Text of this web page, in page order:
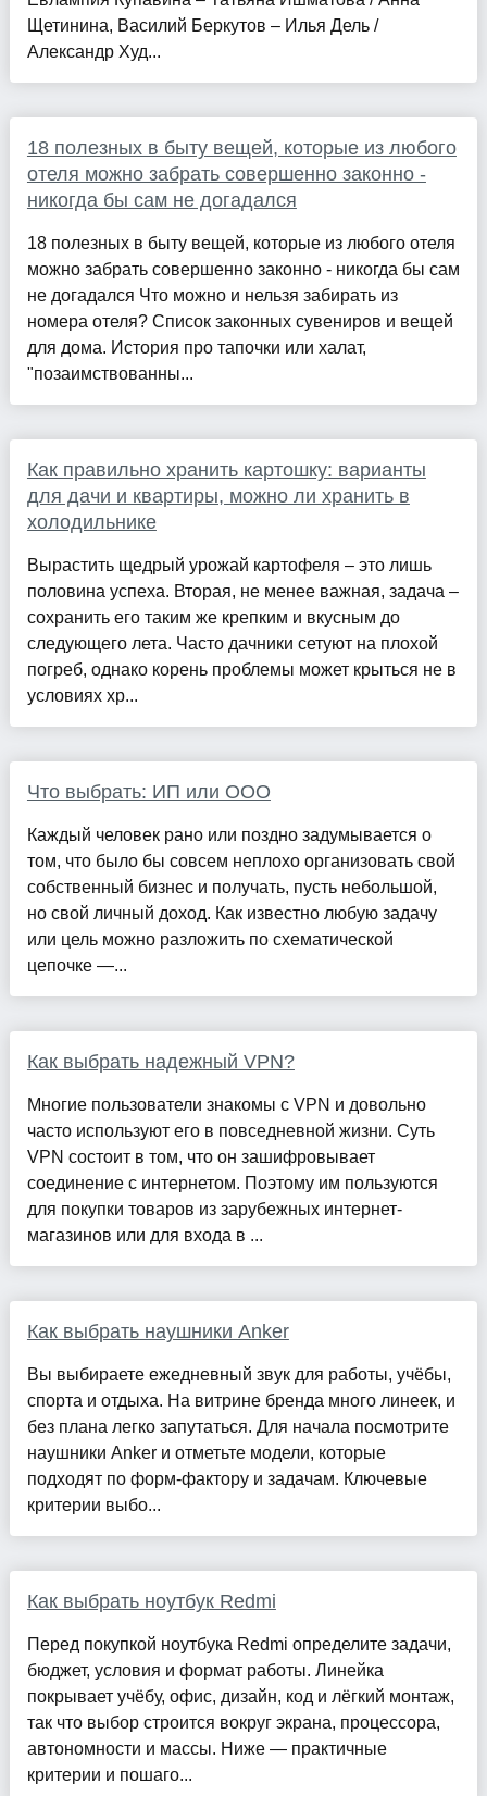
Щетинина, Василий Беркутов – Илья Дель /
Александр Худ...
18 полезных в быту вещей, которые из любого
отеля можно забрать совершенно законно -
никогда бы сам не догадался
18 полезных в быту вещей, которые из любого отеля
можно забрать совершенно законно - никогда бы сам
не догадался Что можно и нельзя забирать из
номера отеля? Список законных сувениров и вещей
для дома. История про тапочки или халат,
"позаимствованны...
Как правильно хранить картошку: варианты
для дачи и квартиры, можно ли хранить в
холодильнике
Вырастить щедрый урожай картофеля – это лишь
половина успеха. Вторая, не менее важная, задача –
сохранить его таким же крепким и вкусным до
следующего лета. Часто дачники сетуют на плохой
погреб, однако корень проблемы может крыться не в
условиях хр...
Что выбрать: ИП или ООО
Каждый человек рано или поздно задумывается о
том, что было бы совсем неплохо организовать свой
собственный бизнес и получать, пусть небольшой,
но свой личный доход. Как известно любую задачу
или цель можно разложить по схематической
цепочке —...
Как выбрать надежный VPN?
Многие пользователи знакомы с VPN и довольно
часто используют его в повседневной жизни. Суть
VPN состоит в том, что он зашифровывает
соединение с интернетом. Поэтому им пользуются
для покупки товаров из зарубежных интернет-
магазинов или для входа в ...
Как выбрать наушники Anker
Вы выбираете ежедневный звук для работы, учёбы,
спорта и отдыха. На витрине бренда много линеек, и
без плана легко запутаться. Для начала посмотрите
наушники Anker и отметьте модели, которые
подходят по форм‑фактору и задачам. Ключевые
критерии выбо...
Как выбрать ноутбук Redmi
Перед покупкой ноутбука Redmi определите задачи,
бюджет, условия и формат работы. Линейка
покрывает учёбу, офис, дизайн, код и лёгкий монтаж,
так что выбор строится вокруг экрана, процессора,
автономности и массы. Ниже — практичные
критерии и пошаго...